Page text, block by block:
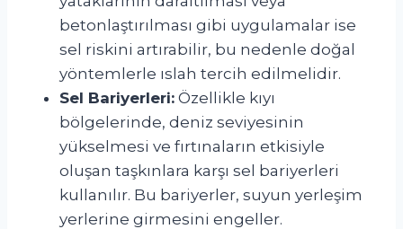
betonlaştırılması gibi uygulamalar ise
sel riskini artırabilir, bu nedenle doğal
yöntemlerle ıslah tercih edilmelidir.
Sel Bariyerleri: Özellikle kıyı
bölgelerinde, deniz seviyesinin
yükselmesi ve fırtınaların etkisiyle
oluşan taşkınlara karşı sel bariyerleri
kullanılır. Bu bariyerler, suyun yerleşim
yerlerine girmesini engeller.